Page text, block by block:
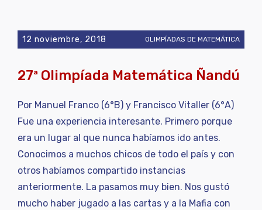
12 noviembre, 2018 OLIMPÍADAS DE MATEMÁTICA
27ª Olimpíada Matemática Ñandú
Por Manuel Franco (6°B) y Francisco Vitaller (6°A)
Fue una experiencia interesante. Primero porque
era un lugar al que nunca habíamos ido antes.
Conocimos a muchos chicos de todo el país y con
otros habíamos compartido instancias
anteriormente. La pasamos muy bien. Nos gustó
mucho haber jugado a las cartas y a la Mafia con